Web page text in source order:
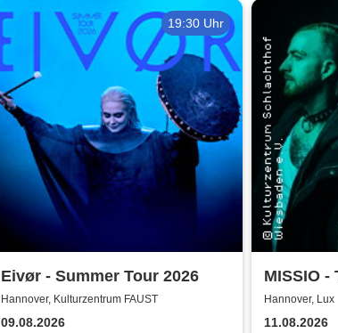
19:30 Uhr
Eivør - Summer Tour 2026
Hannover, Kulturzentrum FAUST
09.08.2026
MISSIO -
Hannover, Lux
11.08.2026